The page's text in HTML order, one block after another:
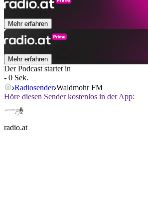
Mehr erfahren
Mehr erfahren
Der Podcast startet in
- 0 Sek.
Radiosender Waldmohr FM
Höre diesen Sender kostenlos in der App:
radio.at